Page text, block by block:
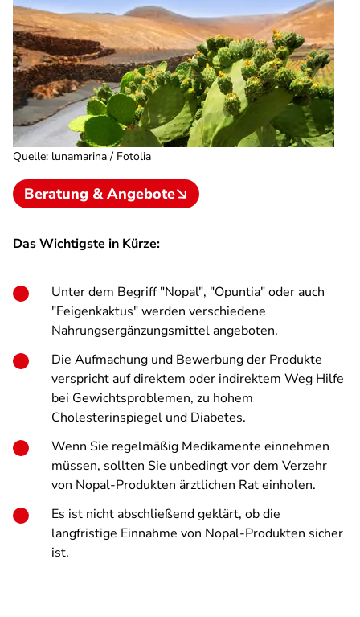
Quelle: lunamarina / Fotolia
Beratung & Angebote
Das Wichtigste in Kürze:
Unter dem Begriff "Nopal", "Opuntia" oder auch
"Feigenkaktus" werden verschiedene
Nahrungsergänzungsmittel angeboten.
Die Aufmachung und Bewerbung der Produkte
verspricht auf direktem oder indirektem Weg Hilfe
bei Gewichtsproblemen, zu hohem
Cholesterinspiegel und Diabetes.
Wenn Sie regelmäßig Medikamente einnehmen
müssen, sollten Sie unbedingt vor dem Verzehr
von Nopal-Produkten ärztlichen Rat einholen.
Es ist nicht abschließend geklärt, ob die
langfristige Einnahme von Nopal-Produkten sicher
ist.